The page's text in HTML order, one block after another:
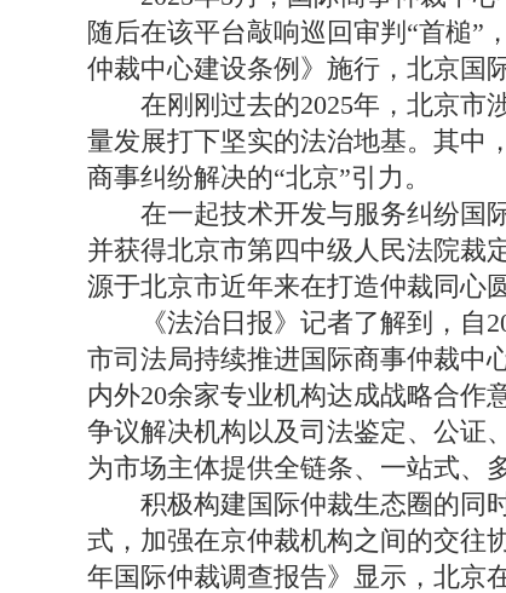
随后在该平台敲响巡回审判“首槌”
仲裁中心建设条例》施行，北京
在刚刚过去的2025年，北京市涉
量发展打下坚实的法治地基。其中
商事纠纷解决的“北京”引力。
在一起技术开发与服务纠纷国际
并获得北京市第四中级人民法院裁
源于北京市近年来在打造仲裁同心
《法治日报》记者了解到，自
市司法局持续推进国际商事仲裁中
内外20余家专业机构达成战略合作
争议解决机构以及司法鉴定、公证
为市场主体提供全链条、一站式、
积极构建国际仲裁生态圈的同时
式，加强在京仲裁机构之间的交往
年国际仲裁调查报告》显示，北京